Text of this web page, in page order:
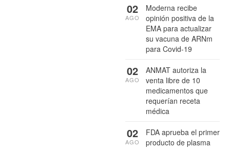
Moderna recibe
opinión positiva de la
EMA para actualizar
su vacuna de ARNm
para Covid-19
02
AGO
ANMAT autoriza la
venta libre de 10
medicamentos que
requerían receta
médica
02
AGO
FDA aprueba el primer
producto de plasma
02
AGO